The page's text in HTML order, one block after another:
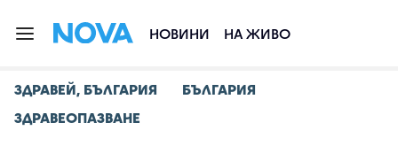
НОВИНИ НА ЖИВО
ЗДРАВЕЙ, БЪЛГАРИЯ
БЪЛГАРИЯ
ЗДРАВЕОПАЗВАНЕ